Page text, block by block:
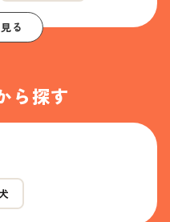
る
ら探す